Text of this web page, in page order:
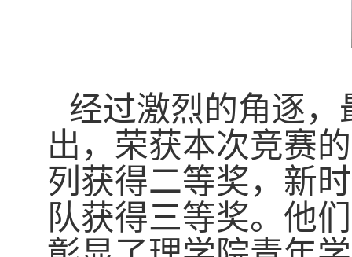
经过激烈的角逐
出，荣获本次竞赛
列获得二等奖，新
队获得三等奖。他